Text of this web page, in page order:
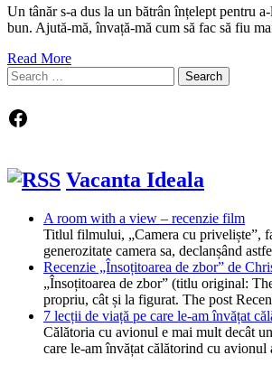
Un tânăr s-a dus la un bătrân înțelept pentru
bun. Ajută-mă, învață-mă cum să fac să fiu
Read More
Search
for:
Facebook
Vacanta Ideala
A room with a view – recenzie film
Titlul filmului, „Camera cu priveliște”,
generozitate camera sa, declanșând
Recenzie „Însoțitoarea de zbor” de
„Însoțitoarea de zbor” (titlu original:
propriu, cât și la figurat. The post
7 lecții de viață pe care le-am învățat
Călătoria cu avionul e mai mult decât
care le-am învățat călătorind cu avionul